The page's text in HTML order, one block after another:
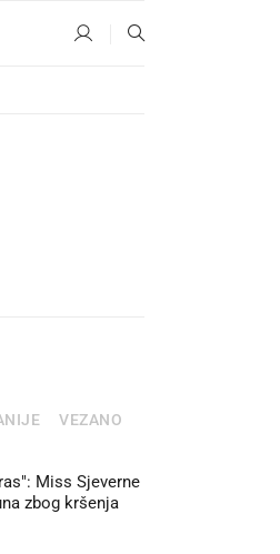
VEZANO
Miss Sjeverne
zbog kršenja